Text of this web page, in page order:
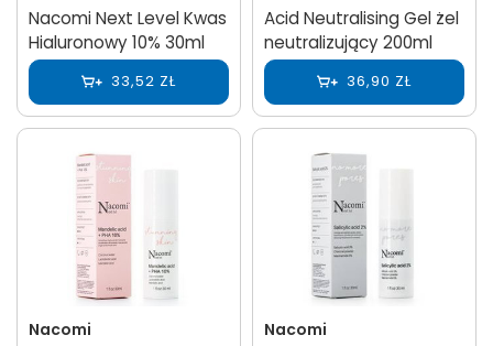
Nacomi Next Level Kwas
Hialuronowy 10% 30ml
33,52 ZŁ
Acid Neutralising Gel żel
neutralizujący 200ml
36,90 ZŁ
Nacomi Nacomi